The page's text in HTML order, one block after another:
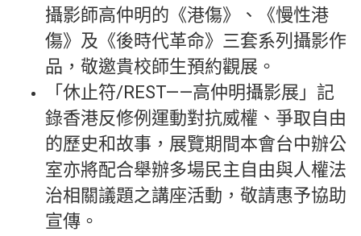
攝影師高仲明的《港傷》、《慢性港
傷》及《後時代革命》三套系列攝影作
品，敬邀貴校師生預約觀展。
「休止符/REST——高仲明攝影展」記
錄香港反修例運動對抗威權、爭取自由
的歷史和故事，展覽期間本會台中辦公
室亦將配合舉辦多場民主自由與人權法
治相關議題之講座活動，敬請惠予協助
宣傳。